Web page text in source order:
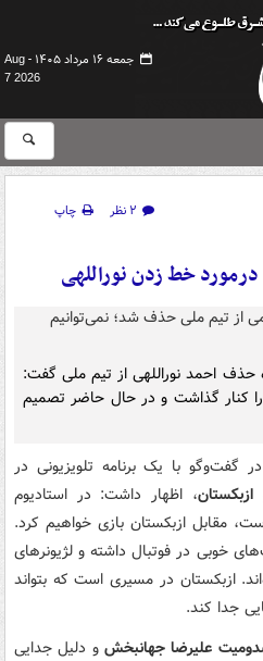
جمعه ۱۶ مرداد ۱۴۰۵ -
Aug
7 2026
۲ نظر
چاپ
خط زدن نوراللهی
حذف احمد نوراللهی از تیم ملی گفت:
را کنار گذاشت و در حال حاضر تصمیم
در گفت‌وگو با یک برنامه تلویزیونی در
ازبکستان، اظهار داشت: در استادیوم
مقابل ازبکستان بازی خواهیم کرد.
خوبی در فوتبال داشته و لژیونرهای
ازبکستان در مسیری است که بتواند
جدا کند.
علیرضا جهانبخشو دلیل جدایی